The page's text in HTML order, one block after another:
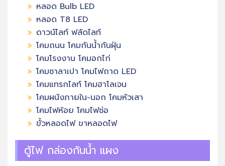
หลอด Bulb LED
หลอด T8 LED
ดาวน์ไลท์ ฟลัดไลท์
โคมถนน โคมกันน้ำกันฝุ่น
โคมโรงงาน โคมอกไก่
โคมซาลาเปา โคมไฟถาด LED
โคมแทรกไลท์ โคมฮาโลเจน
โคมผนังภายใน-นอก โคมหัวเสา
โคมไฟห้อย โคมไฟช่อ
ขั้วหลอดไฟ ขาหลอดไฟ
ตู้ไฟ กล่องกันน้ำ แผง